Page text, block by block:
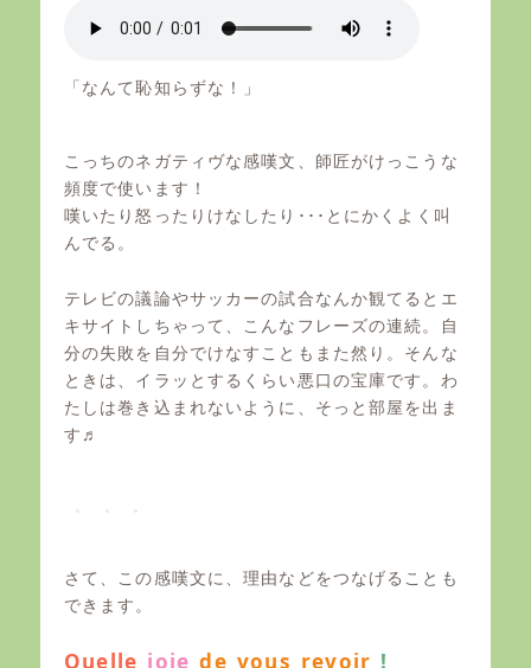
「なんて恥知らずな！」
こっちのネガティヴな感嘆文、師匠がけっこうな
頻度で使います！
嘆いたり怒ったりけなしたり･･･とにかくよく叫
んでる。
テレビの議論やサッカーの試合なんか観てるとエ
キサイトしちゃって、こんなフレーズの連続。自
分の失敗を自分でけなすこともまた然り。そんな
ときは、イラッとするくらい悪口の宝庫です。わ
たしは巻き込まれないように、そっと部屋を出ま
す♬
さて、この感嘆文に、理由などをつなげることも
できます。
Quelle joie de vous revoir !